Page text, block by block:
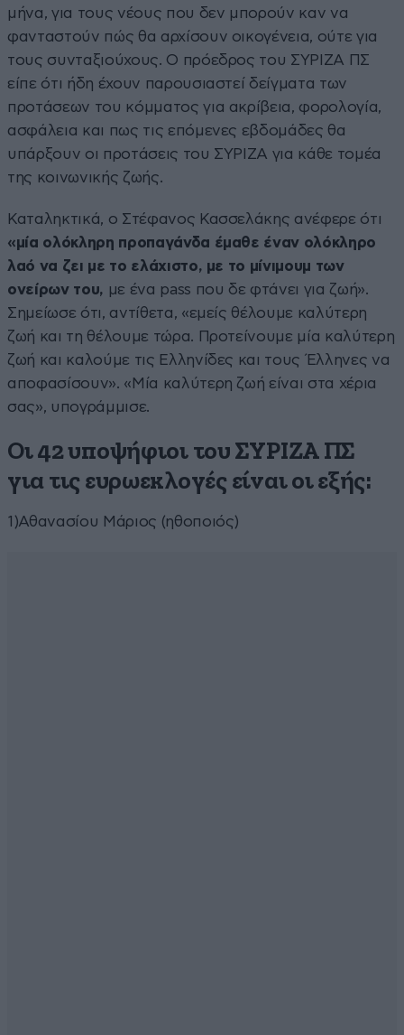
μήνα, για τους νέους που δεν μπορούν καν να
φανταστούν πώς θα αρχίσουν οικογένεια, ούτε για
τους συνταξιούχους. Ο πρόεδρος του ΣΥΡΙΖΑ ΠΣ
είπε ότι ήδη έχουν παρουσιαστεί δείγματα των
προτάσεων του κόμματος για ακρίβεια, φορολογία,
ασφάλεια και πως τις επόμενες εβδομάδες θα
υπάρξουν οι προτάσεις του ΣΥΡΙΖΑ για κάθε τομέα
της κοινωνικής ζωής.
Καταληκτικά, ο Στέφανος Κασσελάκης ανέφερε ότι
«μία ολόκληρη προπαγάνδα έμαθε έναν ολόκληρο
λαό να ζει με το ελάχιστο, με το μίνιμουμ των
ονείρων του, με ένα pass που δε φτάνει για ζωή».
Σημείωσε ότι, αντίθετα, «εμείς θέλουμε καλύτερη
ζωή και τη θέλουμε τώρα. Προτείνουμε μία καλύτερη
ζωή και καλούμε τις Ελληνίδες και τους Έλληνες να
αποφασίσουν». «Μία καλύτερη ζωή είναι στα χέρια
σας», υπογράμμισε.
Οι 42 υποψήφιοι του ΣΥΡΙΖΑ ΠΣ
για τις ευρωεκλογές είναι οι εξής:
1)Αθανασίου Μάριος (ηθοποιός)